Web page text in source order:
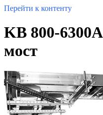
Перейти к контенту
KB 800-
мост